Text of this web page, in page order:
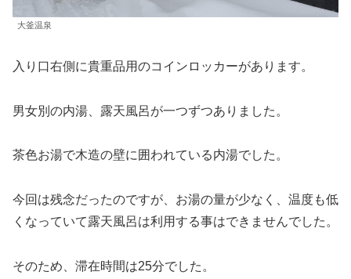
大釜温泉
入り口右側に貴重品用のコインロッカーがあります。
男女別の内湯、露天風呂が一つずつありました。
茶色お湯で木造の壁に囲われている内湯でした。
今回は残念だったのですが、お湯の量が少なく、温度も低
くなっていて露天風呂は利用する事はできませんでした。
そのため、滞在時間は25分でした。